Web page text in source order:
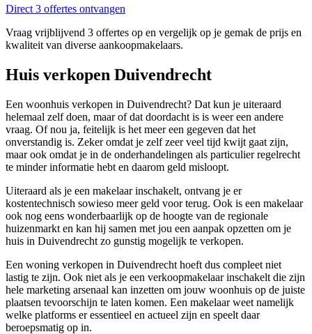
Direct 3 offertes ontvangen
Vraag vrijblijvend 3 offertes op en vergelijk op je gemak de prijs en
kwaliteit van diverse aankoopmakelaars.
Huis verkopen Duivendrecht
Een woonhuis verkopen in Duivendrecht? Dat kun je uiteraard
helemaal zelf doen, maar of dat doordacht is is weer een andere
vraag. Of nou ja, feitelijk is het meer een gegeven dat het
onverstandig is. Zeker omdat je zelf zeer veel tijd kwijt gaat zijn,
maar ook omdat je in de onderhandelingen als particulier regelrecht
te minder informatie hebt en daarom geld misloopt.
Uiteraard als je een makelaar inschakelt, ontvang je er
kostentechnisch sowieso meer geld voor terug. Ook is een makelaar
ook nog eens wonderbaarlijk op de hoogte van de regionale
huizenmarkt en kan hij samen met jou een aanpak opzetten om je
huis in Duivendrecht zo gunstig mogelijk te verkopen.
Een woning verkopen in Duivendrecht hoeft dus compleet niet
lastig te zijn. Ook niet als je een verkoopmakelaar inschakelt die zijn
hele marketing arsenaal kan inzetten om jouw woonhuis op de juiste
plaatsen tevoorschijn te laten komen. Een makelaar weet namelijk
welke platforms er essentieel en actueel zijn en speelt daar
beroepsmatig op in.